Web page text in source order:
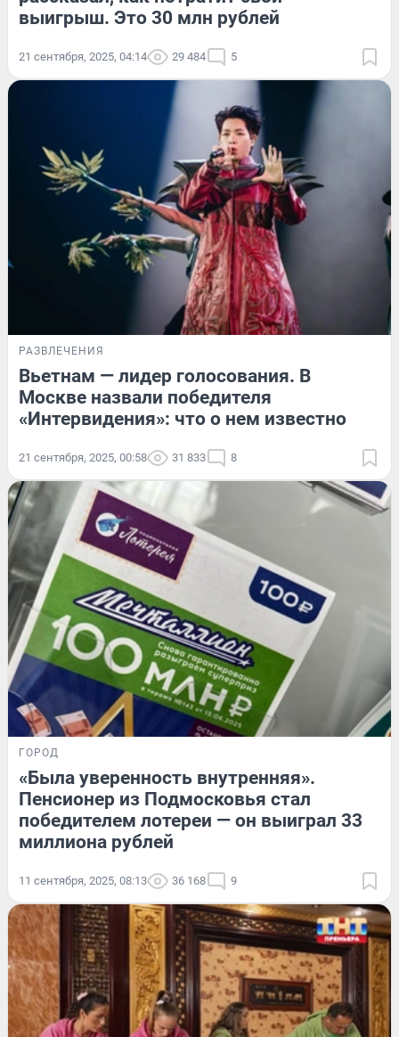
выигрыш. Это 30 млн рублей
21 сентября, 2025, 04:14 29 484 5
РАЗВЛЕЧЕНИЯ
Вьетнам — лидер голосования. В
Москве назвали победителя
«Интервидения»: что о нем известно
21 сентября, 2025, 00:58 31 833 8
ГОРОД
«Была уверенность внутренняя».
Пенсионер из Подмосковья стал
победителем лотереи — он выиграл 33
миллиона рублей
11 сентября, 2025, 08:13 36 168 9